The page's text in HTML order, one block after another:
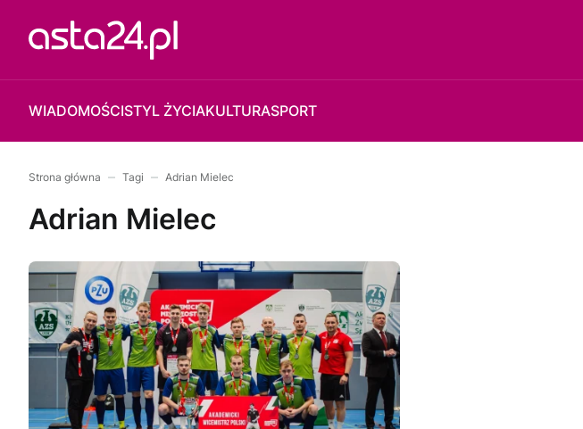
WIADOMOŚCISTYL ŻYCIAKULTURASPORT
Strona główna Tagi Adrian Mielec
Adrian Mielec